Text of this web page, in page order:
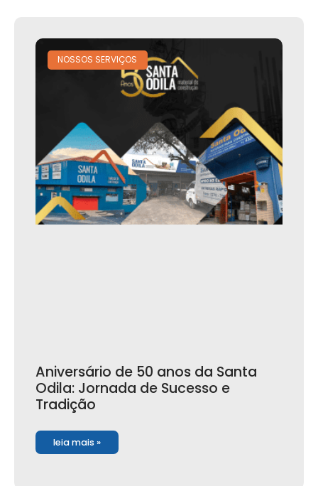
NOSSOS SERVIÇOS
Aniversário de 50 anos da Santa
Odila: Jornada de Sucesso e
Tradição
leia mais »